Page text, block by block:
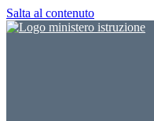
Salta al contenuto